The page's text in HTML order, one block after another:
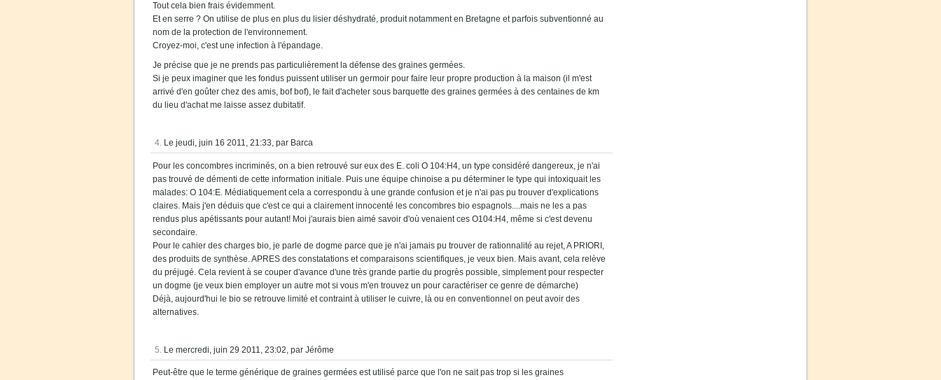
Tout cela bien frais évidemment.
Et en serre ? On utilise de plus en plus du lisier déshydraté, produit notamment en Bretagne et parfois subventionné au
nom de la protection de l'environnement.
Croyez-moi, c'est une infection à l'épandage.
Je précise que je ne prends pas particulièrement la défense des graines germées.
Si je peux imaginer que les fondus puissent utiliser un germoir pour faire leur propre production à la maison (il m'est
arrivé d'en goûter chez des amis, bof bof), le fait d'acheter sous barquette des graines germées à des centaines de km
du lieu d'achat me laisse assez dubitatif.
4. Le jeudi, juin 16 2011, 21:33, par Barca
Pour les concombres incriminés, on a bien retrouvé sur eux des E. coli O 104:H4, un type considéré dangereux, je n'ai
pas trouvé de démenti de cette information initiale. Puis une équipe chinoise a pu déterminer le type qui intoxiquait les
malades: O 104:E. Médiatiquement cela a correspondu à une grande confusion et je n'ai pas pu trouver d'explications
claires. Mais j'en déduis que c'est ce qui a clairement innocenté les concombres bio espagnols....mais ne les a pas
rendus plus apétissants pour autant! Moi j'aurais bien aimé savoir d'où venaient ces O104:H4, même si c'est devenu
secondaire.
Pour le cahier des charges bio, je parle de dogme parce que je n'ai jamais pu trouver de rationnalité au rejet, A PRIORI,
des produits de synthèse. APRES des constatations et comparaisons scientifiques, je veux bien. Mais avant, cela relève
du préjugé. Cela revient à se couper d'avance d'une très grande partie du progrès possible, simplement pour respecter
un dogme (je veux bien employer un autre mot si vous m'en trouvez un pour caractériser ce genre de démarche)
Déjà, aujourd'hui le bio se retrouve limité et contraint à utiliser le cuivre, là ou en conventionnel on peut avoir des
alternatives.
5. Le mercredi, juin 29 2011, 23:02, par Jérôme
Peut-être que le terme générique de graines germées est utilisé parce que l'on ne sait pas trop si les graines